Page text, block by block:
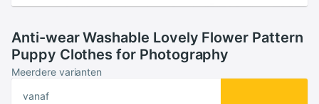
Anti-wear Washable Lovely Flower Pattern
Puppy Clothes for Photography
Meerdere varianten
vanaf